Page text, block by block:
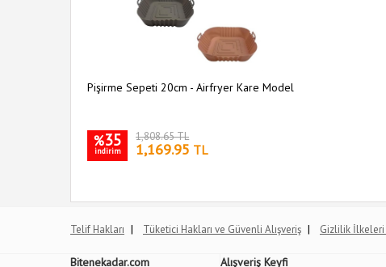
Pişirme Sepeti 20cm - Airfryer Kare Model
%35
indirim
1,808.65 TL
1,169.95 TL
Telif Hakları | Tüketici Hakları ve Güvenli Alışveriş | Gizlilik İlkeleri
Bitenekadar.com Alışveriş Keyfi